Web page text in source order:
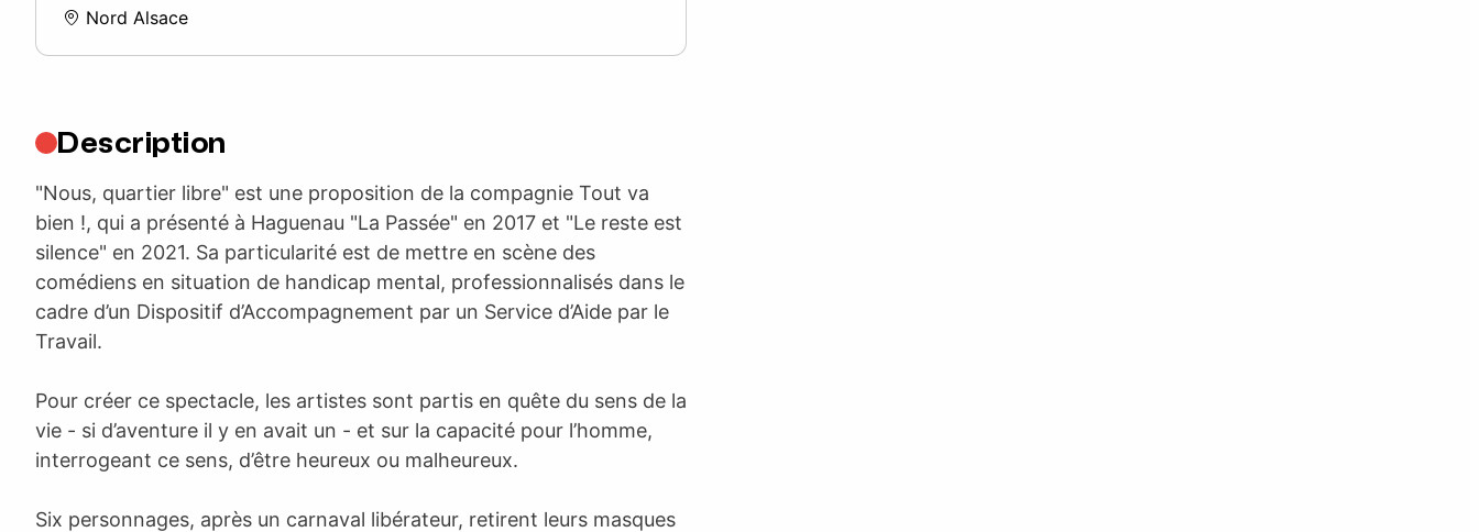
Nord Alsace
Description
"Nous, quartier libre" est une proposition de la compagnie Tout va
bien !, qui a présenté à Haguenau "La Passée" en 2017 et "Le reste est
silence" en 2021. Sa particularité est de mettre en scène des
comédiens en situation de handicap mental, professionnalisés dans le
cadre d’un Dispositif d’Accompagnement par un Service d’Aide par le
Travail.
Pour créer ce spectacle, les artistes sont partis en quête du sens de la
vie - si d’aventure il y en avait un - et sur la capacité pour l’homme,
interrogeant ce sens, d’être heureux ou malheureux.
Six personnages, après un carnaval libérateur, retirent leurs masques